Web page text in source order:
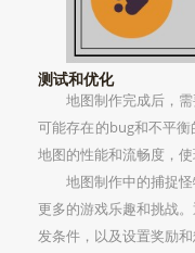
测试和优化
地图制作完成后，
可能存在的bug和不平
地图的性能和流畅度，
地图制作中的捕捉
更多的游戏乐趣和挑战
发条件，以及设置奖励